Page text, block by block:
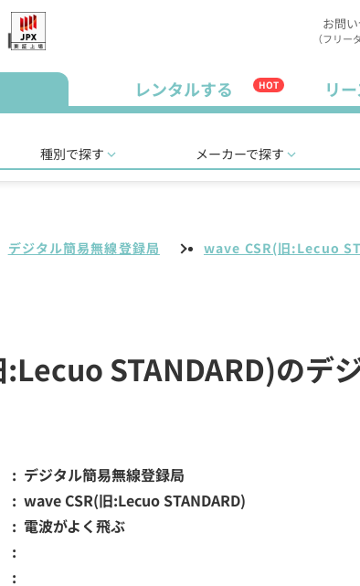
お問
（フリー
レンタルする HOT リ
種別で探す メーカーで探す
デジタル簡易無線登録局 wave CSR(旧:Lecuo
STANDARD)のデ
デジタル簡易無線登録局
wave CSR(旧:Lecuo STANDARD)
電波がよく飛ぶ